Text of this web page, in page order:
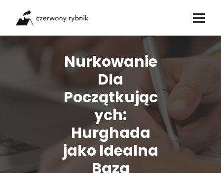
content
Nurkowanie
Dla
Początkując
ych:
Hurghada
jako Idealna
Baza